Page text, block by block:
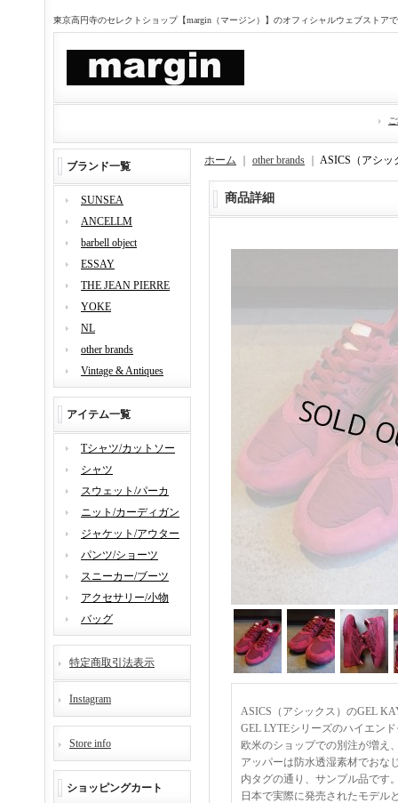
東京高円寺のセレクトショップ【margin（マージン）】のオフィシャルウェブストア
ブランド一覧
SUNSEA
ANCELLM
barbell object
ESSAY
THE JEAN PIERRE
YOKE
NL
other brands
Vintage & Antiques
アイテム一覧
Tシャツ/カットソー
シャツ
スウェット/パーカ
ニット/カーディガン
ジャケット/アウター
パンツ/ショーツ
スニーカー/ブーツ
アクセサリー/小物
バッグ
特定商取引法表示
Instagram
Store info
ショッピングカート
ホーム other brands ASICS（アシッ
商品詳細
ASICS（アシックス）のGEL
GEL LYTEシリーズのハイエン
欧米のショップでの別注が増え
アッパーは防水透湿素材でおな
内タグの通り、サンプル品です
日本で実際に発売されたモデル